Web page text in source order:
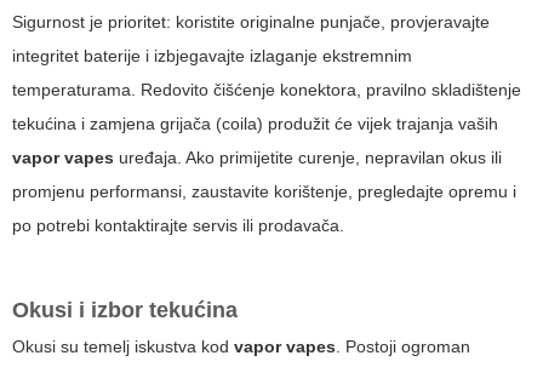
Sigurnost je prioritet: koristite originalne punjače, provjeravajte
integritet baterije i izbjegavajte izlaganje ekstremnim
temperaturama. Redovito čišćenje konektora, pravilno skladištenje
tekućina i zamjena grijača (coila) produžit će vijek trajanja vaših
vapor vapes uređaja. Ako primijetite curenje, nepravilan okus ili
promjenu performansi, zaustavite korištenje, pregledajte opremu i
po potrebi kontaktirajte servis ili prodavača.
Okusi i izbor tekućina
Okusi su temelj iskustva kod vapor vapes. Postoji ogroman